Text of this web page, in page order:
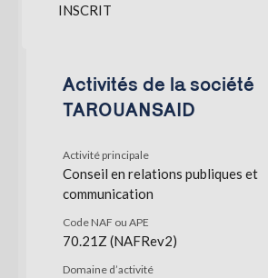
INSCRIT
Activités de la société
TAROUANSAID
Activité principale
Conseil en relations publiques et
communication
Code NAF ou APE
70.21Z (NAFRev2)
Domaine d’activité